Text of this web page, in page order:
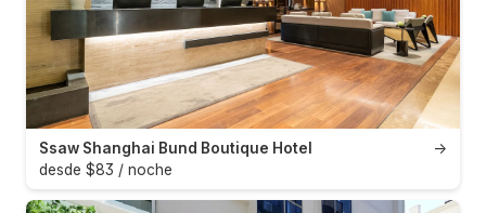
→
Ssaw Shanghai Bund Boutique Hotel
desde $83 / noche